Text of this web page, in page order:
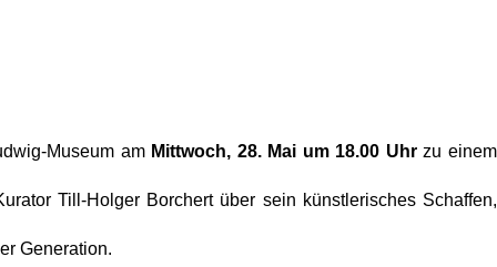
Museum am Mittwoch, 28. Mai um 18.00 Uhrzu einem
Till-Holger Borchert über sein künstlerisches Schaffen,
Generation.